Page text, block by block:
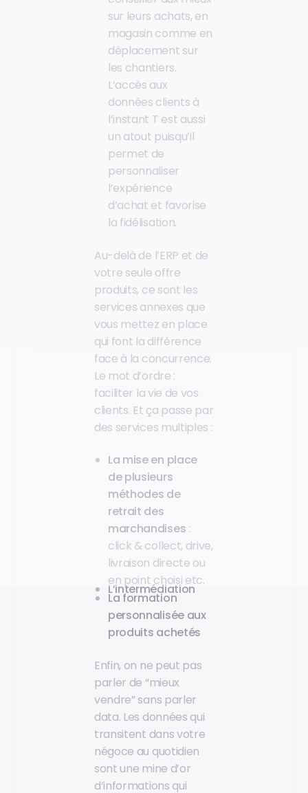
sur leurs achats, en
magasin comme en
déplacement sur
les chantiers.
L’accès aux
données clients à
l’instant T est aussi
un atout puisqu’il
permet de
personnaliser
l’expérience
d’achat et favorise
la fidélisation.
Au-delà de l’ERP et de
votre seule offre
produits, ce sont les
services annexes que
vous mettez en place
qui font la différence
face à la concurrence.
Le mot d’ordre :
faciliter la vie de vos
clients. Et ça passe par
des services multiples :
La mise en place
de plusieurs
méthodes de
retrait des
marchandises :
click & collect, drive,
livraison directe ou
en point choisi etc.
L’intermédiation
La formation
personnalisée aux
produits achetés
Enfin, on ne peut pas
parler de “mieux
vendre” sans parler
data. Les données qui
transitent dans votre
négoce au quotidien
sont une mine d’or
d’informations qui